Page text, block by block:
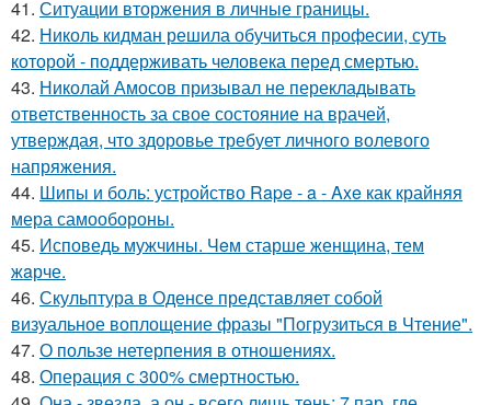
41. Ситуации вторжения в личные границы.
42. Николь кидман решила обучиться професии, суть
которой - поддерживать человека перед смертью.
43. Николай Амосов призывал не перекладывать
ответственность за свое состояние на врачей,
утверждая, что здоровье требует личного волевого
напряжения.
44. Шипы и боль: устройство Rape - a - Axe как крайняя
мера самообороны.
45. Исповедь мужчины. Чeм старше женщина, тем
жaрче.
46. Скульптура в Оденсе представляет собой
визуальное воплощение фразы "Погрузиться в Чтение".
47. О пользе нетерпения в отношениях.
48. Операция с 300% смертностью.